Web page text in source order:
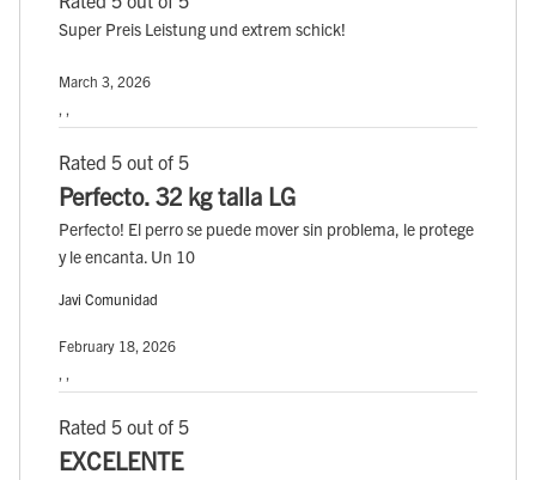
Super Preis Leistung und extrem schick!
March 3, 2026
Rated 5 out of 5
Perfecto. 32 kg talla LG
Perfecto! El perro se puede mover sin problema, le protege
y le encanta. Un 10
Javi Comunidad
February 18, 2026
Rated 5 out of 5
EXCELENTE